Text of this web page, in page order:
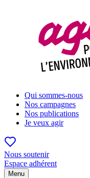
Qui sommes-nous
Nos campagnes
Nos publications
Je veux agir
Nous soutenir
Espace adhérent
Menu